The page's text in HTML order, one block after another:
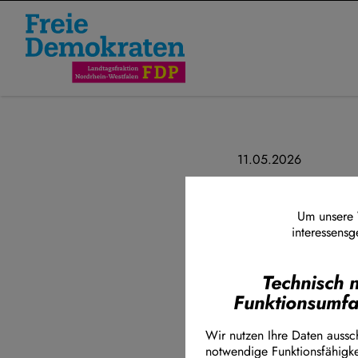
11.05.2026
innere
Am 5. Mai
STÄRKE für
Ausstellung
Themenfelder
innere
Um
Technisch
Wir nutzen Ihre Daten
notwendige